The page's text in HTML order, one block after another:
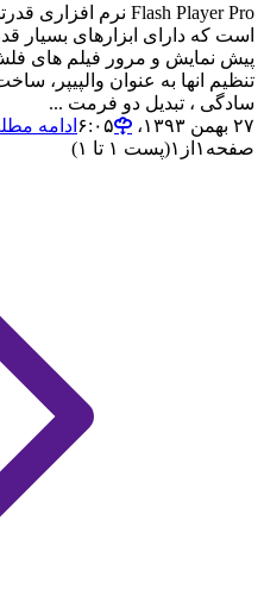
است که دارای ابزارهای بسیار
پیش نمایش و مرور فیلم های
سادگی ، تبدیل دو فرمت ...
۲۷ بهمن ۱۳۹۳،‏ ۶:۰۵
ادامه
صفحه ۱ از ۱(پست ۱ تا ۱)